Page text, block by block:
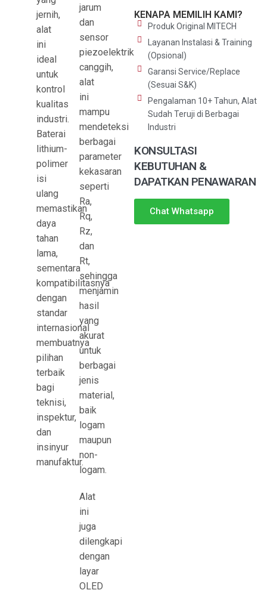
jernih,
alat
ini
ideal
untuk
kontrol
kualitas
industri.
Baterai
lithium-
polimer
isi
ulang
memastikan
daya
tahan
lama,
sementara
kompatibilitasnya
dengan
standar
internasional
membuatnya
pilihan
terbaik
bagi
teknisi,
inspektur,
dan
insinyur
manufaktur.
jarum
dan
sensor
piezoelektrik
canggih,
alat
ini
mampu
mendeteksi
berbagai
parameter
kekasaran
seperti
Ra,
Rq,
Rz,
dan
Rt,
sehingga
menjamin
hasil
yang
akurat
untuk
berbagai
jenis
material,
baik
logam
maupun
non-
logam.
Alat
ini
juga
dilengkapi
dengan
layar
OLED
KENAPA MEMILIH KAMI?
Produk Original MITECH
Layanan Instalasi & Training
(Opsional)
Garansi Service/Replace
(Sesuai S&K)
Pengalaman 10+ Tahun, Alat
Sudah Teruji di Berbagai
Industri
KONSULTASI
KEBUTUHAN &
DAPATKAN PENAWARAN
Chat Whatsapp